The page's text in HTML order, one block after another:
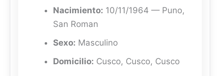
Nacimiento: 10/11/1964 — Puno,
San Roman
Sexo: Masculino
Domicilio: Cusco, Cusco, Cusco